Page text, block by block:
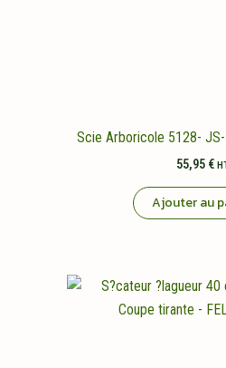
Scie Arboricole 5128-
55,95 €
Ajouter au